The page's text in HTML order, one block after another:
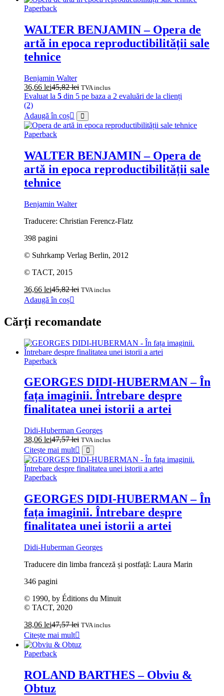
Paperback
WALTER BENJAMIN – Opera de
artă in epoca reproductibilității sale
tehnice
Benjamin Walter
36,66 lei45,82lei TVA inclus
Evaluat la 5 din 5 pe baza a 2 evaluări de la clienți
(2)
Adaugă în coș
Paperback
WALTER BENJAMIN – Opera de
artă in epoca reproductibilității sale
tehnice
Benjamin Walter
Traducere: Christian Ferencz-Flatz
398 pagini
© Suhrkamp Verlag Berlin, 2012
© TACT, 2015
36,66 lei45,82lei TVA inclus
Adaugă în coș
Cărți recomandate
Paperback
GEORGES DIDI‑HUBERMAN – În
fața imaginii. Întrebare despre
finalitatea unei istorii a artei
Didi-Huberman Georges
38,06 lei47,57lei TVA inclus
Citește mai mult
Paperback
GEORGES DIDI‑HUBERMAN – În
fața imaginii. Întrebare despre
finalitatea unei istorii a artei
Didi-Huberman Georges
Traducere din limba franceză și postfață: Laura Marin
346 pagini
© 1990, by Éditions du Minuit
© TACT, 2020
38,06 lei47,57lei TVA inclus
Citește mai mult
Paperback
ROLAND BARTHES – Obviu &
Obtuz